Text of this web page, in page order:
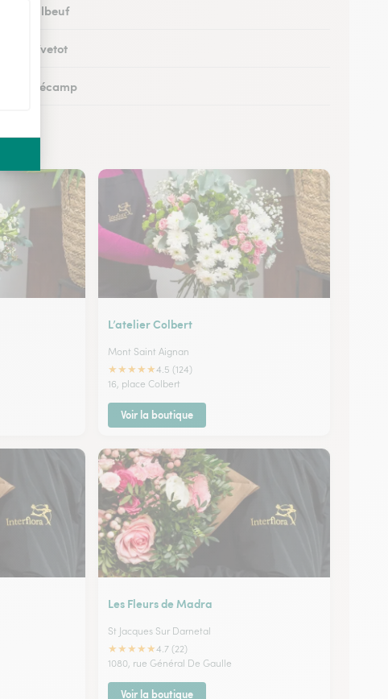
à Elbeuf
à Yvetot
à Fécamp
à Canteleu
L’atelier Colbert
Mont Saint Aignan
★★★★★4.5 (124)
16, place Colbert
Voir la boutique
Les Fleurs de Madra
St Jacques Sur Darnetal
★★★★★4.7 (22)
1080, rue Général De Gaulle
Voir la boutique